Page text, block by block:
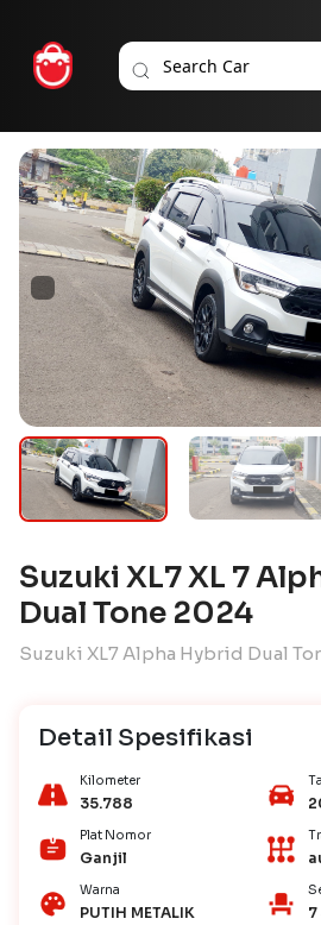
Suzuki XL7 XL 7
Dual Tone 2024
Suzuki XL7 Alpha Hybrid Dual
Detail Spesifikasi
Kilometer
35.788
Plat Nomor
Ganjil
Warna
PUTIH METALIK 7